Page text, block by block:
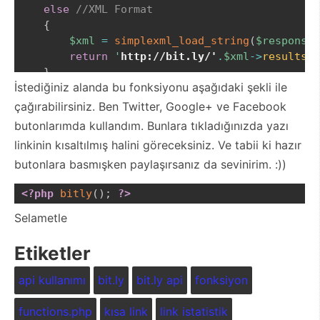
else
//XML Format
{
$xml = simplexml_load_string ($response
)
return
' http://bit.ly/' . $xml->results
->
}
}
İstediğiniz alanda bu fonksiyonu aşağıdaki şekli ile
çağırabilirsiniz. Ben Twitter, Google+ ve Facebook
butonlarımda kullandım. Bunlara tıkladığınızda yazı
linkinin kısaltılmış halini göreceksiniz. Ve tabii ki hazır
butonlara basmışken paylaşırsanız da sevinirim. :))
<?php bitly( ) ; ?>
Selametle
Etiketler
api kullanımı bit.ly bit.ly api fonksiyon
functions.php kısa link link istatistik